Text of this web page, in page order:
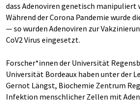
dass Adenoviren genetisch manipuliert
Während der Corona Pandemie wurde
— so wurden Adenoviren zur
CoV2 Virus eingesetzt.
Forscher*innen der Universität
Universität Bordeaux haben unter der
Gernot Längst, Biochemie Zentrum
Infektion menschlicher Zellen mit